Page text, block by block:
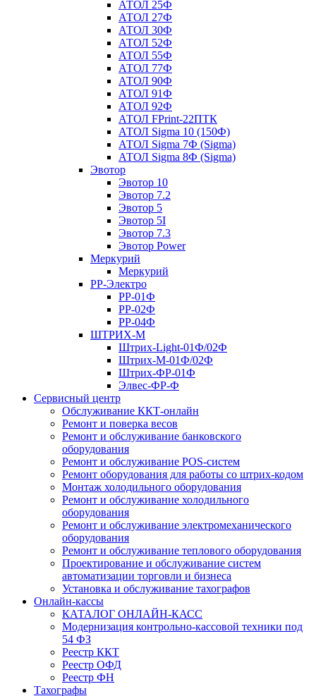
АТОЛ 25Ф
АТОЛ 27Ф
АТОЛ 30Ф
АТОЛ 52Ф
АТОЛ 55Ф
АТОЛ 77Ф
АТОЛ 90Ф
АТОЛ 91Ф
АТОЛ 92Ф
АТОЛ FPrint-22ПТК
АТОЛ Sigma 10 (150Ф)
АТОЛ Sigma 7Ф (Sigma)
АТОЛ Sigma 8Ф (Sigma)
Эвотор
Эвотор 10
Эвотор 7.2
Эвотор 5
Эвотор 5I
Эвотор 7.3
Эвотор Power
Меркурий
Меркурий
РР-Электро
РР-01Ф
РР-02Ф
РР-04Ф
ШТРИХ-М
Штрих-Light-01Ф/02Ф
Штрих-М-01Ф/02Ф
Штрих-ФР-01Ф
Элвес-ФР-Ф
Сервисный центр
Обслуживание ККТ-онлайн
Ремонт и поверка весов
Ремонт и обслуживание банковского
оборудования
Ремонт и обслуживание POS-систем
Ремонт оборудования для работы со штрих-кодом
Монтаж холодильного оборудования
Ремонт и обслуживание холодильного
оборудования
Ремонт и обслуживание электромеханического
оборудования
Ремонт и обслуживание теплового оборудования
Проектирование и обслуживание систем
автоматизации торговли и бизнеса
Установка и обслуживание тахографов
Онлайн-кассы
КАТАЛОГ ОНЛАЙН-КАСС
Модернизация контрольно-кассовой техники под
54 ФЗ
Реестр ККТ
Реестр ОФД
Реестр ФН
Тахографы